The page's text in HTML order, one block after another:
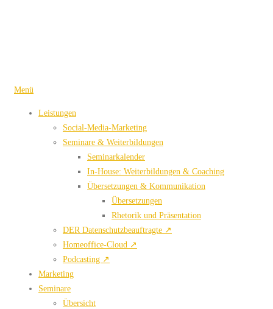
Menü
Leistungen
Social-Media-Marketing
Seminare & Weiterbildungen
Seminarkalender
In-House: Weiterbildungen & Coaching
Übersetzungen & Kommunikation
Übersetzungen
Rhetorik und Präsentation
DER Datenschutzbeauftragte ↗
Homeoffice-Cloud ↗
Podcasting ↗
Marketing
Seminare
Übersicht